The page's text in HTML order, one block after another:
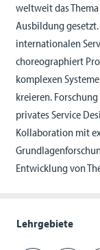
Lehrgebiete
weltweit das
Ausbildung
internationalen
choreographiert
komplexen
kreieren.
privates Service
Kollaboration mit
Entwicklung von